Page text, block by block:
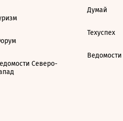
Северо-
Думай
Техуспех